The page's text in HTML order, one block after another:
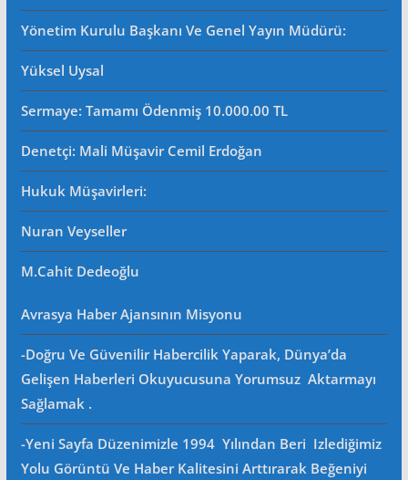
Yönetim Kurulu Başkanı Ve Genel Yayın Müdürü:
Yüksel Uysal
Sermaye: Tamamı Ödenmiş 10.000.00 TL
Denetçi: Mali Müşavir Cemil Erdoğan
Hukuk Müşavirleri:
Nuran Veyseller
M.Cahit Dedeoğlu
Avrasya Haber Ajansının Misyonu
-Doğru Ve Güvenilir Habercilik Yaparak, Dünya’da
Gelişen Haberleri Okuyucusuna Yorumsuz Aktarmayı
Sağlamak .
-Yeni Sayfa Düzenimizle 1994 Yılından Beri Izlediğimiz
Yolu Görüntü Ve Haber Kalitesini Arttırarak Beğeniyi